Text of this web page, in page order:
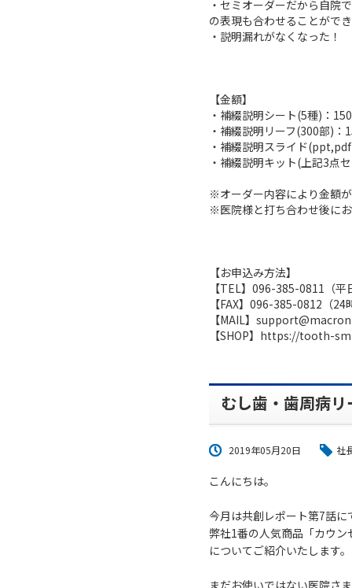
・セミオーダーだから自院
の表現も合わせることがで
・説明漏れがなくなった！
【金額】
・補綴説明シート(5種)：
・補綴説明リーフ(300部)：
・補綴説明スライド
・補綴説明キット(上記3点
※オーダー内容により金額
※医院様と打ち合わせ後に
【お申込み方法】
【TEL】096-385-0811（
【FAX】096-385-0812（24
【MAIL】
【SHOP】 https://tooth-
むし歯・歯周病
2019年05月20日 社
こんにちは。
今月は共創レポート第7話
弊社1番の人気商品「カウ
についてご紹介いたします。
まだお使いではない医院さ